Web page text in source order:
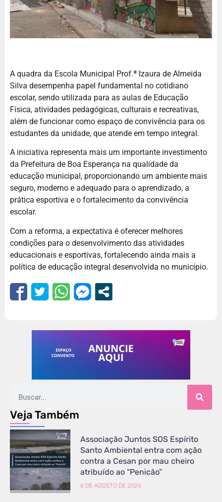
A quadra da Escola Municipal Prof.ª Izaura de Almeida
Silva desempenha papel fundamental no cotidiano
escolar, sendo utilizada para as aulas de Educação
Física, atividades pedagógicas, culturais e recreativas,
além de funcionar como espaço de convivência para os
estudantes da unidade, que atende em tempo integral.
A iniciativa representa mais um importante investimento
da Prefeitura de Boa Esperança na qualidade da
educação municipal, proporcionando um ambiente mais
seguro, moderno e adequado para o aprendizado, a
prática esportiva e o fortalecimento da convivência
escolar.
Com a reforma, a expectativa é oferecer melhores
condições para o desenvolvimento das atividades
educacionais e esportivas, fortalecendo ainda mais a
política de educação integral desenvolvida no município.
Veja Também
Associação Juntos SOS Espírito
Santo Ambiental entra com ação
contra a Cesan por mau cheiro
atribuído ao “Penicão”
6 DE AGOSTO DE 2026